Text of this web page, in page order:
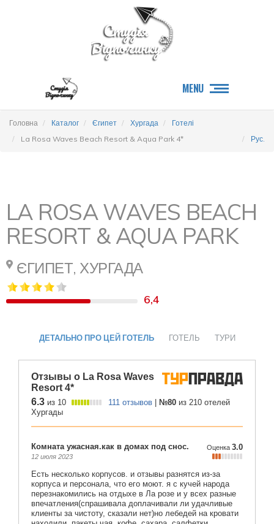
MENU
Головна Каталог Єгипет Хургада
Готелі
La Rosa Waves Beach Resort & Aqua Park 4*
Рус.
LA ROSA WAVES BEACH
RESORT & AQUA PARK
ЄГИПЕТ, ХУРГАДА
6,4
ДЕТАЛЬНО ПРО ЦЕЙ ГОТЕЛЬ ГОТЕЛЬ ТУРИ